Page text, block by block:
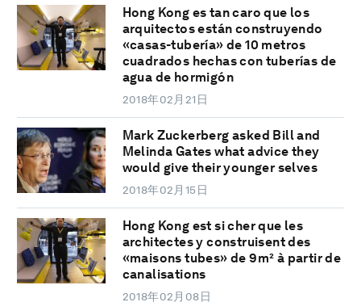
Hong Kong es tan caro que los
arquitectos están construyendo
«casas-tubería» de 10 metros
cuadrados hechas con tuberías de
agua de hormigón
2018年02月21日
Mark Zuckerberg asked Bill and
Melinda Gates what advice they
would give their younger selves
2018年02月15日
Hong Kong est si cher que les
architectes y construisent des
«maisons tubes» de 9m² à partir de
canalisations
2018年02月08日